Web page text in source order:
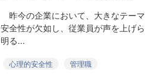
昨今の企業において、大きなテー
安全性が欠如し、従業員が声を上げ
明る...
心理的安全性
管理職